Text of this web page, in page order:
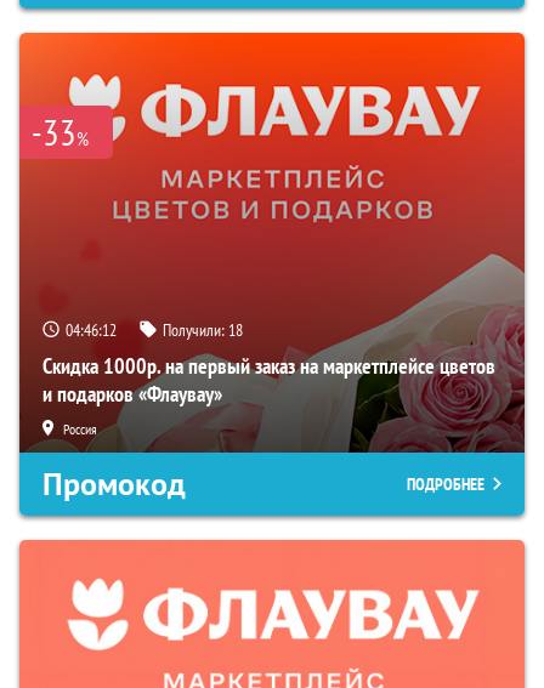
-33%
04:46:11 Получили: 18
Скидка 1000р. на первый заказ на маркетплейсе цветов
и подарков «Флаувау»
Россия
Промокод ПОДРОБНЕЕ